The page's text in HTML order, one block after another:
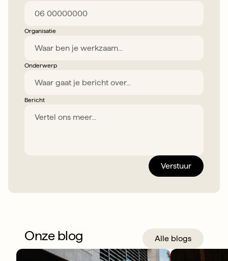
Organisatie
Onderwerp
Bericht
Verstuur
Onze blog Alle blogs